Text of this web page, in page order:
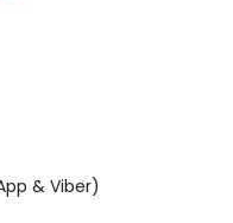
& Viber)